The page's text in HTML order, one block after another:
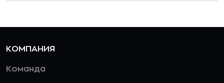
КОМПАНИЯ
Команда